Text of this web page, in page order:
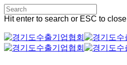
Skip
to
content
Hit enter to search or ESC to close
Search